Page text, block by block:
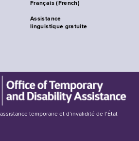
Français (French)
Assistance
linguistique gratuite
temporaire et d’invalidité de l’État